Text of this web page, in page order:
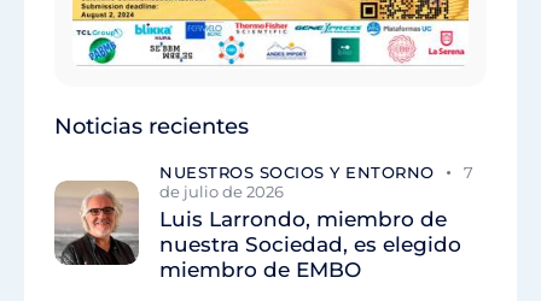
Noticias recientes
NUESTROS SOCIOS Y ENTORNO
7
de julio de 2026
Luis Larrondo, miembro de
nuestra Sociedad, es elegido
miembro de EMBO